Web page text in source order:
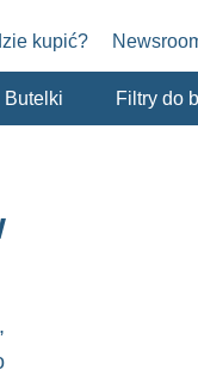
kupić?
Butelki Filtry do